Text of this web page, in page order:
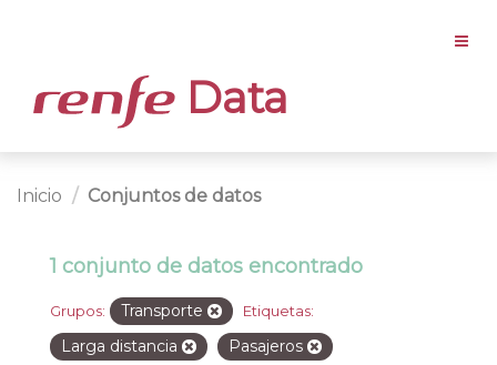
Data
Inicio Conjuntos de datos
1 conjunto de datos encontrado
Grupos: Transporte Etiquetas:
Larga distancia
Pasajeros